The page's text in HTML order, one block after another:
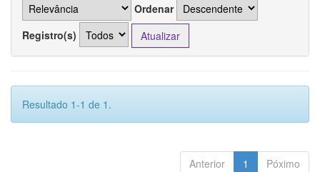
Ordenar
Registro(s)
Resultado 1-1 de 1.
Anterior 1 Póximo